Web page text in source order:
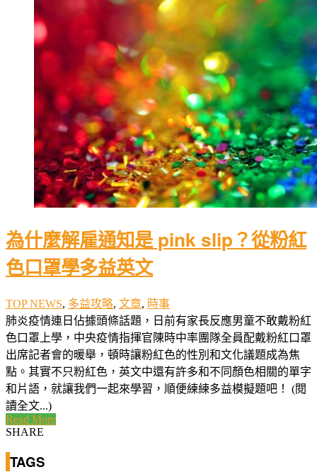
為什麼解雇通知是 pink slip？從粉紅
色口罩學多益英文
TOP NEWS, 多益攻略, 文章, 時事
肺炎疫情連日佔據頭條話題，日前有家長反應男童不敢戴粉紅
色口罩上學，中央疫情指揮官陳時中率團隊全員配戴粉紅口罩
出席記者會的暖舉，頓時讓粉紅色的性別和文化議題成為焦
點。其實不只粉紅色，英文中還有許多和不同顏色相關的單字
和片語，就讓我們一起來學習，順便練練多益模擬題吧！ (閱
讀全文...)
Read More
SHARE
TAGS